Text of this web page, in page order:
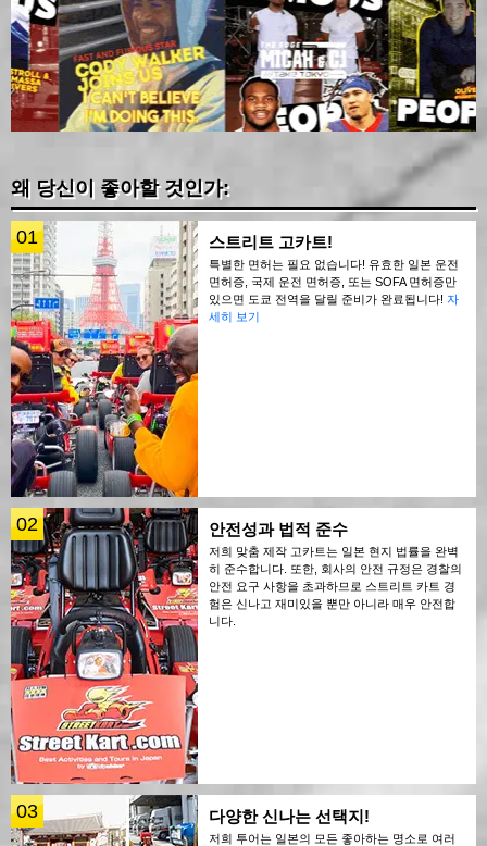
왜 당신이 좋아할 것인가:
01 스트리트 고카트!
특별한 면허는 필요 없습니다! 유효한 일본 운전
면허증, 국제 운전 면허증, 또는 SOFA 면허증만
있으면 도쿄 전역을 달릴 준비가 완료됩니다! 자
세히 보기
02 안전성과 법적 준수
저희 맞춤 제작 고카트는 일본 현지 법률을 완벽
히 준수합니다. 또한, 회사의 안전 규정은 경찰의
안전 요구 사항을 초과하므로 스트리트 카트 경
험은 신나고 재미있을 뿐만 아니라 매우 안전합
니다.
03 다양한 신나는 선택지!
저희 투어는 일본의 모든 좋아하는 명소로 여러